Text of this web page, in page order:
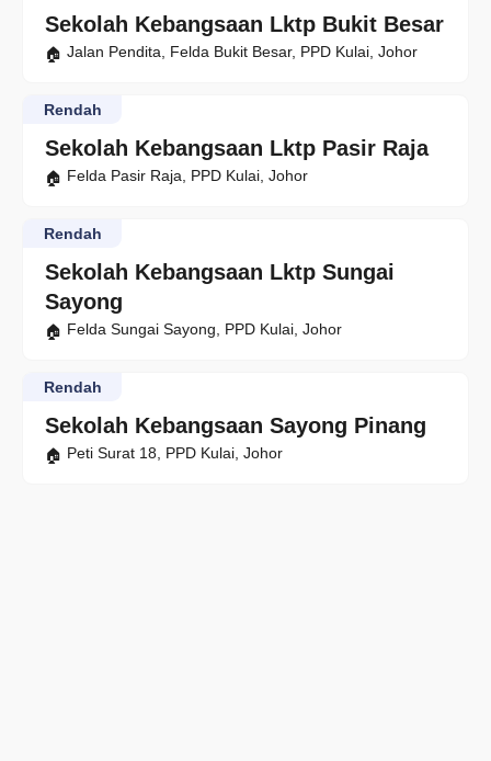
Sekolah Kebangsaan Lktp Bukit Besar
Jalan Pendita, Felda Bukit Besar, PPD Kulai, Johor
Sekolah Kebangsaan Lktp Pasir Raja
Rendah
Felda Pasir Raja, PPD Kulai, Johor
Sekolah Kebangsaan Lktp Sungai
Sayong
Rendah
Felda Sungai Sayong, PPD Kulai, Johor
Sekolah Kebangsaan Sayong Pinang
Rendah
Peti Surat 18, PPD Kulai, Johor